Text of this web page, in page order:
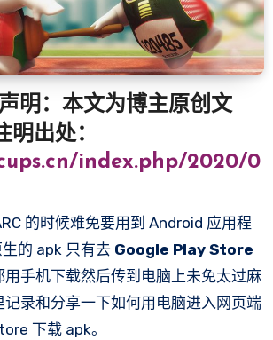
明：本文为博主原创文
明出处：
index.php/2020/0
的 apk 只有去 Google Play Store
用手机下载然后传到电脑上未免太过麻
记录和分享一下如何用电脑进入网页端
下载 apk。